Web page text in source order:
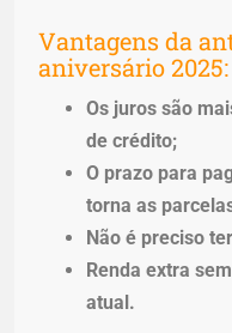
Vantagens da
aniversário 2025:
Os juros são
de crédito;
O prazo para
torna as
Não é preciso
Renda extra
atual.